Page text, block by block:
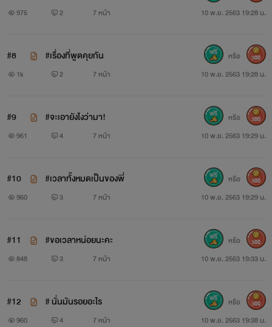
975 2 7 หน้า 10 พ.ย. 2563 19:28 น.
#8 #เรื่องที่พูดคุยกัน
1k 2 7 หน้า 10 พ.ย. 2563 19:28 น.
หรือ 300
#9 #จะเอายังไงว่ามา!
961 4 7 หน้า 10 พ.ย. 2563 19:29 น.
หรือ 300
#10 #เวลาทั้งหมดเป็นของพี่
960 3 7 หน้า 10 พ.ย. 2563 19:29 น.
หรือ 300
#11 #ขอเวลาหน่อยนะคะ
848 3 7 หน้า 10 พ.ย. 2563 19:33 น.
หรือ 300
#12 # นั่นมันรอยอะไร
960 4 7 หน้า 10 พ.ย. 2563 19:38 น.
หรือ 300